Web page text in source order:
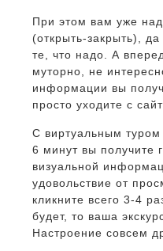
При этом вам уже
(открыть-закрыть),
те, что надо. А
муторно, не
информации вы
просто уходите с
С виртуальным туром
6 минут вы получите
визуальной
удовольствие от
кликните всего 3-4
будет, то ваша
Настроение совсем